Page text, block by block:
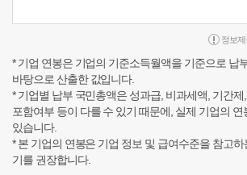
정보제
* 기업 연봉은 기업의 기준소득월액을 기준으로 납
바탕으로 산출한 값입니다.
* 기업별 납부 국민총액은 성과급, 비과세액, 기간
포함여부 등이 다를 수 있기 때문에, 실제 기업의
있습니다.
* 본 기업의 연봉은 기업 정보 및 급여수준을 참고
기를 권장합니다.